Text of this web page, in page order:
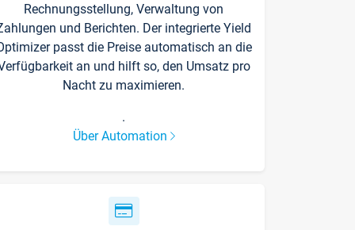
Rechnungsstellung, Verwaltung von
und Berichten. Der integrierte Yield
passt die Preise automatisch an die
an und hilft so, den Umsatz pro
Nacht zu maximieren.
.
Über Automation